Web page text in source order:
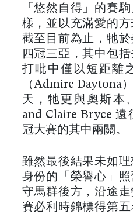
「悠然自得」的賽
樣，並以充滿愛的方
截至目前為止，牠
四冠三亞，其中包
打吡中僅以短距離
（Admire Daytona
天，牠更與奧斯本
and Claire Bryce
冠大賽的其中兩關。
雖然最後結果未如
身份的「榮譽心」
守馬群後方，沿途
賽必利時錦標得第